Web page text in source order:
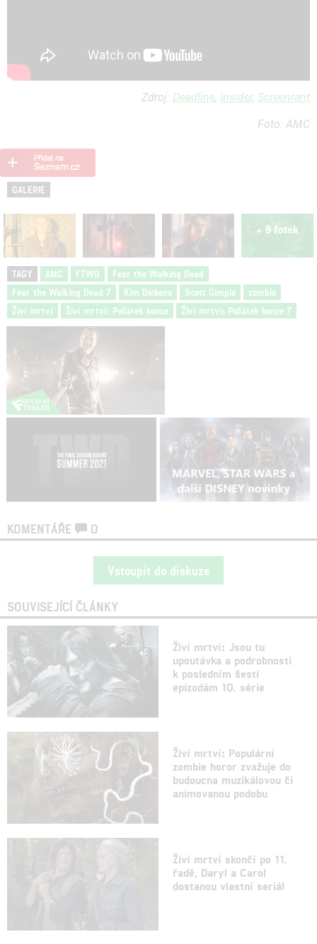
Zdroj: Deadline, Insider, Screenrant
Foto: AMC
GALERIE
+ 9 fotek
TAGY AMC FTWD
Fear the Walking Dead
Fear the Walking Dead 7
Kim Dickens Scott Gimple
zombie
Živí mrtví
Živí mrtví: Počátek konce Živí mrtví: Počátek konce 7
KOMENTÁŘE 0
Vstoupit do diskuze
SOUVISEJÍCÍ ČLÁNKY
Živí mrtví: Jsou tu
upoutávka a podrobnosti
k posledním šesti
epizodám 10. série
Živí mrtví: Populární
zombie horor zvažuje do
budoucna muzikálovou či
animovanou podobu
Živí mrtví skončí po 11.
řadě, Daryl a Carol
dostanou vlastní seriál